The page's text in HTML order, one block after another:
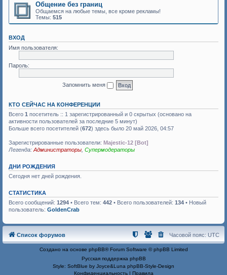
Общение без границ
Общаемся на любые темы, все кроме рекламы!
Темы: 515
ВХОД
Имя пользователя:
Пароль:
Запомнить меня
КТО СЕЙЧАС НА КОНФЕРЕНЦИИ
Всего 1 посетитель :: 1 зарегистрированный и 0 скрытых (основано на
активности пользователей за последние 5 минут)
Больше всего посетителей (672) здесь было 20 май 2026, 04:57
Зарегистрированные пользователи: Majestic-12 [Bot]
Легенда: Администраторы Супермодераторы
ДНИ РОЖДЕНИЯ
Сегодня нет дней рождения.
СТАТИСТИКА
Всего сообщений: 1294 • Всего тем: 442 • Всего пользователей: 134 • Новый
пользователь: GoldenCrab
Список форумов Часовой пояс: UTC
Создано на основе phpBB® Forum Software © phpBB Limited
Русская поддержка phpBB
Style: SoftBlue by Joyce&Luna phpBB-Style-Design
Конфиденциальность| Правила